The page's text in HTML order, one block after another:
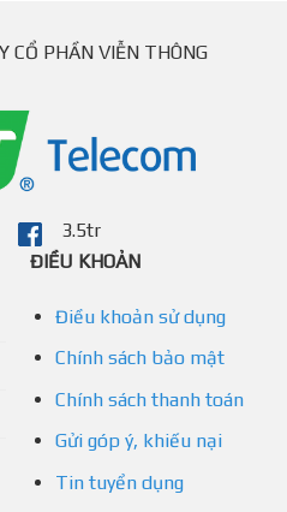
CỔ PHẦN VIỄN THÔNG
3.5tr
ĐIỀU KHOẢN
Điều khoản sử dụng
Chính sách bảo mật
Chính sách thanh toán
Gửi góp ý, khiếu nại
Tin tuyển dụng